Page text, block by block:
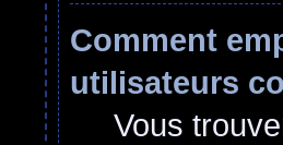
Comment
utilisateurs
Vous